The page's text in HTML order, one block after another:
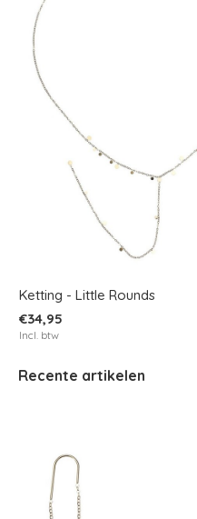
Ketting - Little Rounds
€34,95
Incl. btw
Recente artikelen